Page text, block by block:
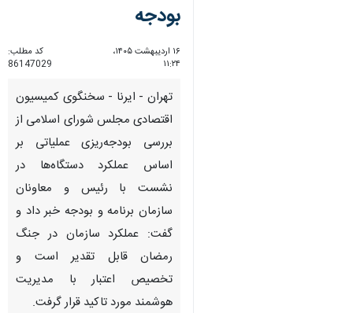
بودجه
۱۶ اردیبهشت ۱۴۰۵،
۱۱:۲۴
کد مطلب:
86147029
تهران - ایرنا - سخنگوی کمیسیون
اقتصادی مجلس شورای اسلامی از
بررسی بودجه‌ریزی عملیاتی بر
اساس عملکرد دستگاه‌ها در
نشست با رئیس و معاونان
سازمان برنامه و بودجه خبر داد و
گفت: عملکرد سازمان در جنگ
رمضان قابل تقدیر است و
تخصیص اعتبار با مدیریت
هوشمند مورد تاکید قرار گرفت.